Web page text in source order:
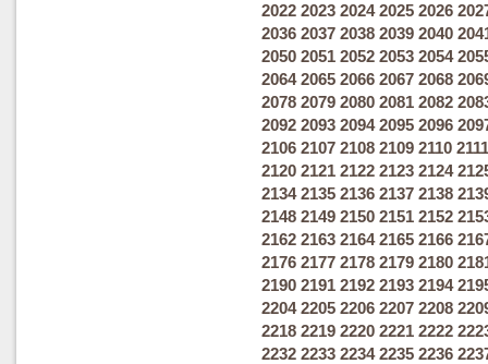
2022 2023 2024 2025 2026
2036 2037 2038 2039 2040
2050 2051 2052 2053 2054
2064 2065 2066 2067 2068
2078 2079 2080 2081 2082
2092 2093 2094 2095 2096
2106 2107 2108 2109 2110 2111
2120 2121 2122 2123 2124
2134 2135 2136 2137 2138
2148 2149 2150 2151 2152
2162 2163 2164 2165 2166
2176 2177 2178 2179 2180
2190 2191 2192 2193 2194
2204 2205 2206 2207 2208
2218 2219 2220 2221 2222
2232 2233 2234 2235 2236